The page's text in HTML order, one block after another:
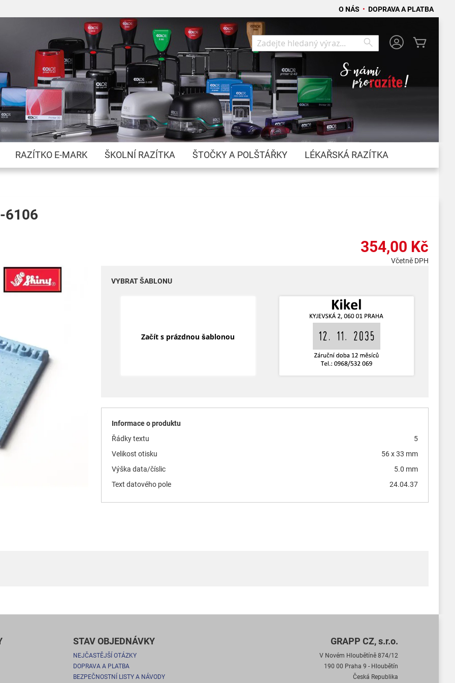
O NÁS • DOPRAVA A PLATBA
Přejít
na
obsah
Search
Search
RAZÍTKO E-MARK ŠKOLNÍ RAZÍTKA ŠTOČKY A POLŠTÁŘKY LÉKAŘSKÁ RAZÍTKA
6106
354,00 Kč
Včetně DPH
VYBRAT ŠABLONU
Začít s prázdnou šablonou
Informace o produktu
Řádky textu
5
Velikost otisku
56 x 33 mm
Výška data/číslic
5.0 mm
Text datového pole
24.04.37
STAV OBJEDNÁVKY
NEJČASTĚJŠÍ OTÁZKY
DOPRAVA A PLATBA
BEZPEČNOSTNÍ LISTY A NÁVODY
GRAPP CZ, s.r.o.
V Novém Hloubětíně 874/12
190 00 Praha 9 - Hloubětín
Česká Republika